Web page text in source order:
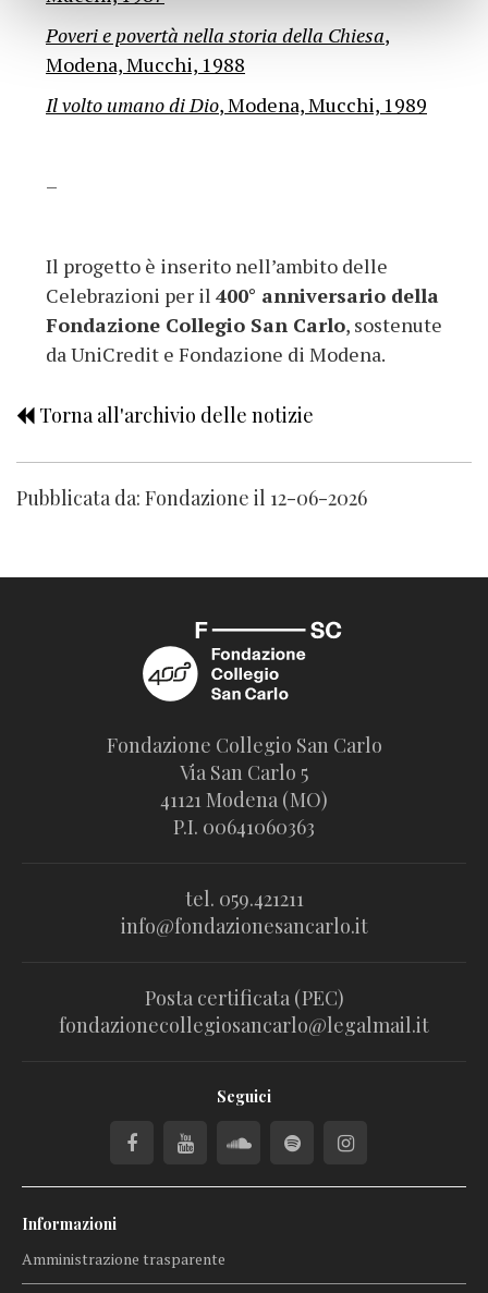
Poveri e povertà nella storia della Chiesa,
Modena, Mucchi, 1988
Il volto umano di Dio, Modena, Mucchi, 1989
–
Il progetto è inserito nell’ambito delle
Celebrazioni per il 400° anniversario della
Fondazione Collegio San Carlo, sostenute
da UniCredit e Fondazione di Modena.
Torna all'archivio delle notizie
Pubblicata da: Fondazione il 12-06-2026
Fondazione Collegio San Carlo
Via San Carlo 5
41121 Modena (MO)
P.I. 00641060363
tel. 059.421211
info@fondazionesancarlo.it
Posta certificata (PEC)
fondazionecollegiosancarlo@legalmail.it
Seguici
Informazioni
Amministrazione trasparente